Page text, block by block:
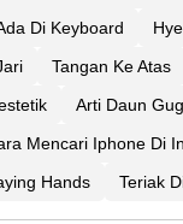
Di Keyboard
Tangan Ke Atas
Arti Daun
Mencari Iphone Di
Hands
Teriak